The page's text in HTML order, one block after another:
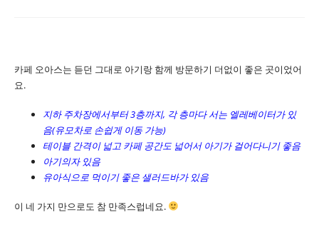
카페 오아스는 듣던 그대로 아기랑 함께 방문하기 더없이 좋은 곳이었어
요.
지하 주차장에서부터 3층까지, 각 층마다 서는 엘레베이터가 있
음(유모차로 손쉽게 이동 가능)
테이블 간격이 넓고 카페 공간도 넓어서 아기가 걸어다니기 좋음
아기의자 있음
유아식으로 먹이기 좋은 샐러드바가 있음
이 네 가지 만으로도 참 만족스럽네요.